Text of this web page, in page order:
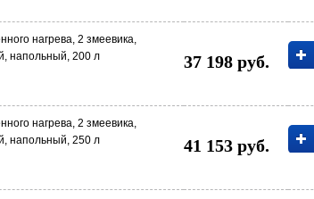
нагрева, 2 змеевика,
напольный, 200 л
37 198 руб.
нагрева, 2 змеевика,
напольный, 250 л
41 153 руб.